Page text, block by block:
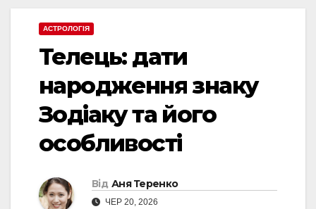
АСТРОЛОГІЯ
Телець: дати
народження знаку
Зодіаку та його
особливості
Від Аня Теренко
ЧЕР 20, 2026